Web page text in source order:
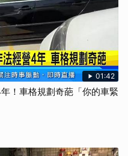
01:42
！車格規劃奇葩「你的車緊